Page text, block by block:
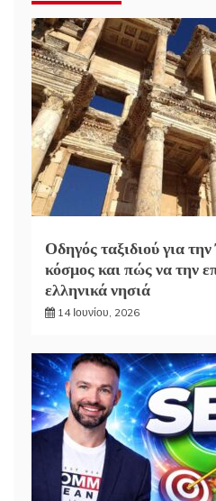
Οδηγός ταξιδιού για
κόσμος και πώς να την
ελληνικά νησιά
14 Ιουνίου, 2026